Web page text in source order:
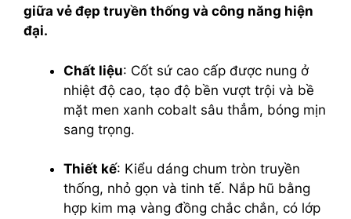
giữa vẻ đẹp truyền thống và công năng hiện
đại.
Chất liệu: Cốt sứ cao cấp được nung ở
nhiệt độ cao, tạo độ bền vượt trội và bề
mặt men xanh cobalt sâu thẳm, bóng mịn
sang trọng.
Thiết kế: Kiểu dáng chum tròn truyền
thống, nhỏ gọn và tinh tế. Nắp hũ bằng
hợp kim mạ vàng đồng chắc chắn, có lớp